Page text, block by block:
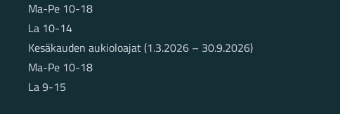
Ma-Pe 10-18
La 10-14
Kesäkauden aukioloajat (1.3.2026 – 30.9.2026)
Ma-Pe 10-18
La 9-15